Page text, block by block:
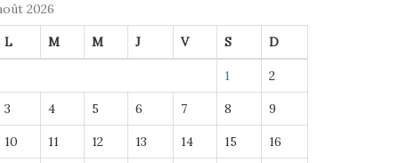
2026
L M M J V S D
1 2
3 4 5 6 7 8 9
10 11 12 13 14 15 16